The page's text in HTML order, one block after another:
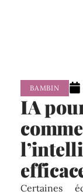
BAMBIN
IA
Certaines